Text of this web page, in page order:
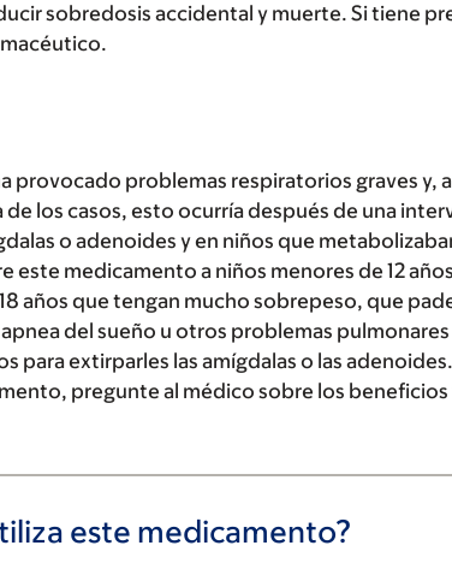
sobredosis accidental y muerte. Si tiene
provocado problemas respiratorios graves y,
de los casos, esto ocurría después de una
o adenoides y en niños que
este medicamento a niños menores de 12
años que tengan mucho sobrepeso, que
del sueño u otros problemas
para extirparles las amígdalas o las
pregunte al médico sobre los beneficios
este medicamento?